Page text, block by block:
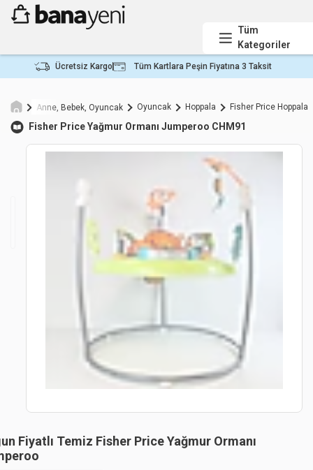
Tüm
Kategoriler
Ücretsiz Kargo Tüm Kartlara Peşin Fiyatına 3 Taksit
Anne, Bebek, Oyuncak Oyuncak Hoppala Fisher Price Hoppala
Fisher PriceYağmur Ormanı Jumperoo CHM91
Fiyatlı Temiz Fisher Price Yağmur Ormanı